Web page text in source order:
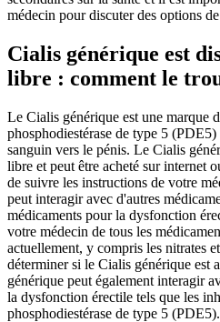
médecin pour discuter des options
Cialis générique est
libre : comment le
Le Cialis générique est une marque
phosphodiestérase de type 5
sanguin vers le pénis. Le Cialis
libre et peut être acheté sur internet
de suivre les instructions de votre
peut interagir avec d'autres
médicaments pour la dysfonction
votre médecin de tous les
actuellement, y compris les nitrates
déterminer si le Cialis générique est
générique peut également interagir
la dysfonction érectile tels que les
phosphodiestérase de type 5 (PDE5).